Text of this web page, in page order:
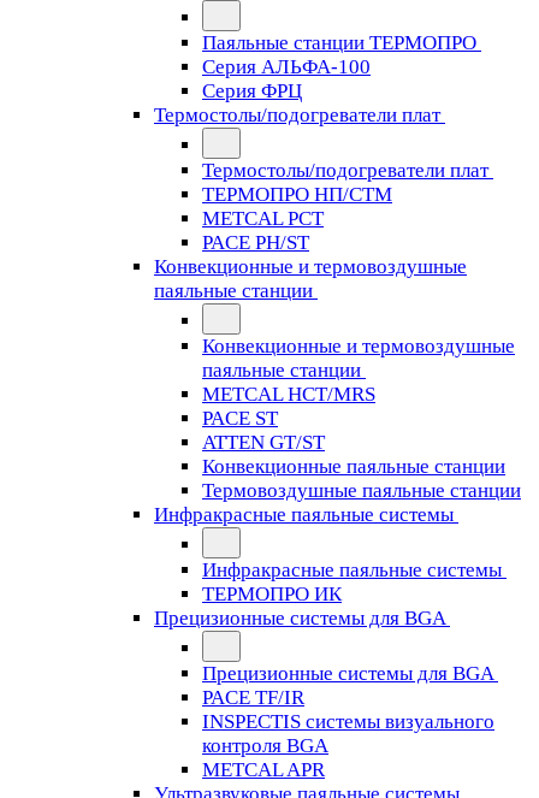
Паяльные станции ТЕРМОПРО
Серия АЛЬФА-100
Серия ФРЦ
Термостолы/подогреватели плат
Термостолы/подогреватели плат
ТЕРМОПРО НП/СТМ
METCAL PCT
PACE PH/ST
Конвекционные и термовоздушные
паяльные станции
Конвекционные и термовоздушные
паяльные станции
METCAL HCT/MRS
PACE ST
ATTEN GT/ST
Конвекционные паяльные станции
Термовоздушные паяльные станции
Инфракрасные паяльные системы
Инфракрасные паяльные системы
ТЕРМОПРО ИК
Прецизионные системы для BGA
Прецизионные системы для BGA
PACE TF/IR
INSPECTIS системы визуального
контроля BGA
METCAL APR
Ультразвуковые паяльные системы